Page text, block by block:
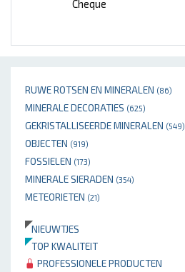
RUWE ROTSEN EN MINERALEN (86)
MINERALE DECORATIES (625)
GEKRISTALLISEERDE MINERALEN (549)
OBJECTEN (919)
FOSSIELEN (173)
MINERALE SIERADEN (354)
METEORIETEN (21)
NIEUWTJES
TOP KWALITEIT
PROFESSIONELE PRODUCTEN
Cheque